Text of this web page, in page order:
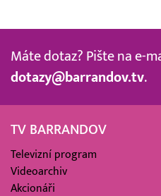
Máte dotaz? Pište na e-
dotazy@barrandov.tv.
TV BARRANDOV
Televizní program
Videoarchiv
Akcionáři